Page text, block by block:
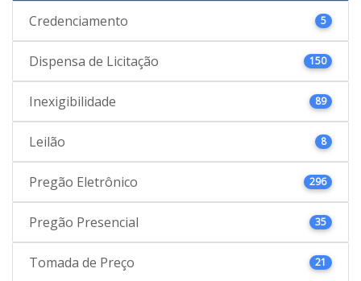
Credenciamento 5
Dispensa de Licitação 150
Inexigibilidade 89
Leilão 8
Pregão Eletrônico 296
Pregão Presencial 35
Tomada de Preço 21